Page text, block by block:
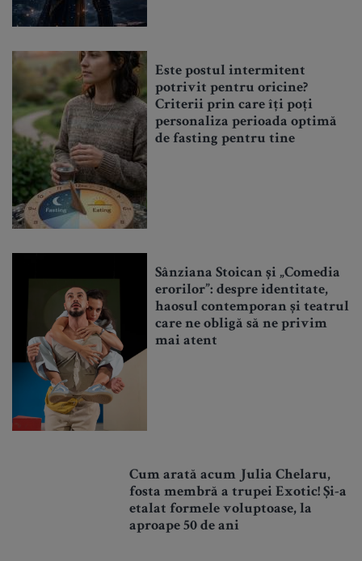
Este postul intermitent
potrivit pentru oricine?
Criterii prin care îți poți
personaliza perioada optimă
de fasting pentru tine
Sânziana Stoican și „Comedia
erorilor”: despre identitate,
haosul contemporan și teatrul
care ne obligă să ne privim
mai atent
Cum arată acum Julia Chelaru,
fosta membră a trupei Exotic! Și-a
etalat formele voluptoase, la
aproape 50 de ani